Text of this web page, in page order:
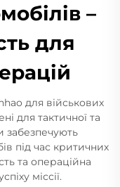
–
для
для військових
для тактичної та
забезпечують
під час критичних
та операційна
міссії.